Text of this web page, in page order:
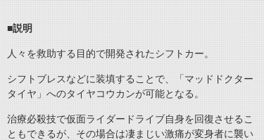
■説明
人々を救助する目的で開発されたシフトカー。
シフトブレスなどに装填することで、「マッドドクター
タイヤ」へのタイヤコウカンが可能となる。
治療必殺技で仮面ライダードライブ自身を回復させるこ
ともできるが、その場合は凄まじい激痛が変身者に襲い